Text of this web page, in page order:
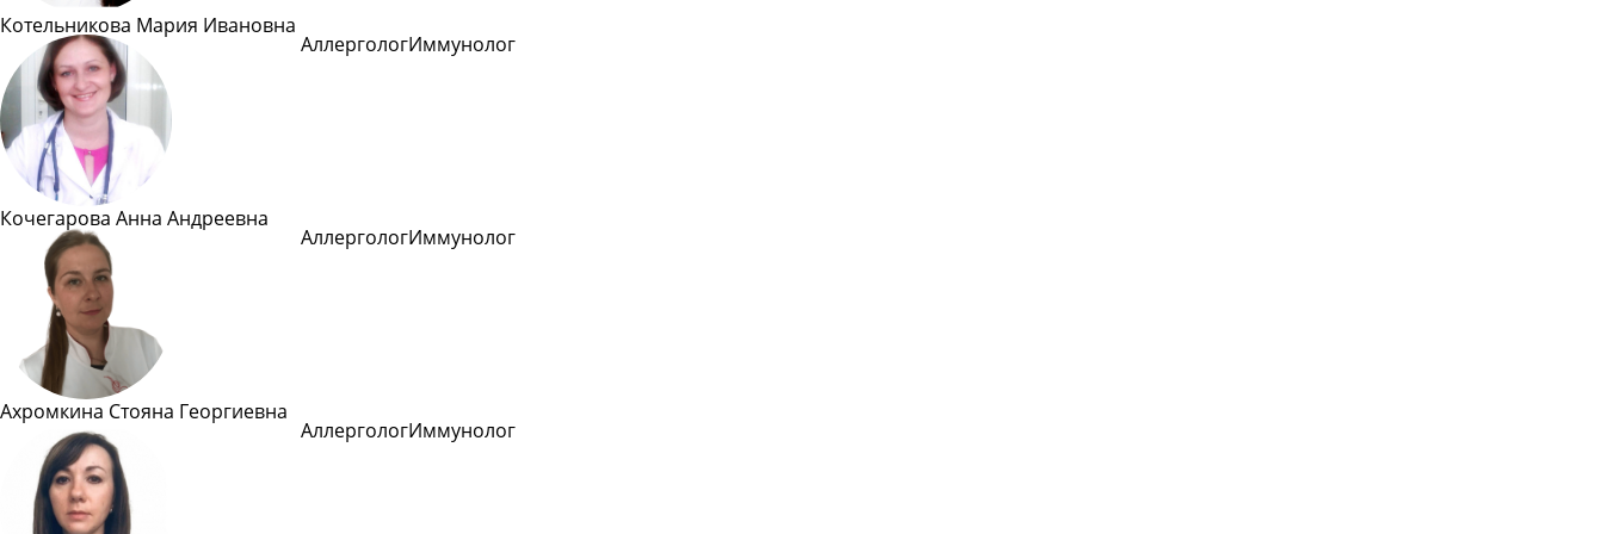
Котельникова Мария Ивановна
АллергологИммунолог
Кочегарова Анна Андреевна
АллергологИммунолог
Ахромкина Стояна Георгиевна
АллергологИммунолог